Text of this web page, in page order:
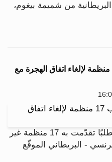
من شميمة بيغوم،
القضاء الفرنسي يرفض طلب 17 منظمة لإلغاء اتفاق الهجرة مع
رفض مجلس الدولة الفرنسي طلبًا تقدّمت به 17 منظمة غير
- البريطاني الموقّع